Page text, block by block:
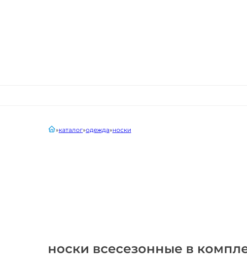
носки всесезонные в
главнаякаталог одежда носки